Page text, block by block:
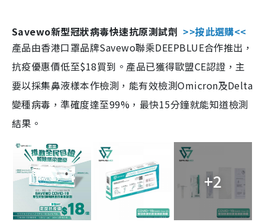
Savewo新型冠狀病毒快速抗原測試劑 >>按此選購<<
產品由香港口罩品牌Savewo聯乘DEEPBLUE合作推出，
抗疫優惠價低至$18買到。產品已獲得歐盟CE認證，主
要以採集鼻液樣本作檢測，能有效檢測Omicron及Delta
變種病毒，準確度達至99%，最快15分鐘就能知道檢測
結果。
+2